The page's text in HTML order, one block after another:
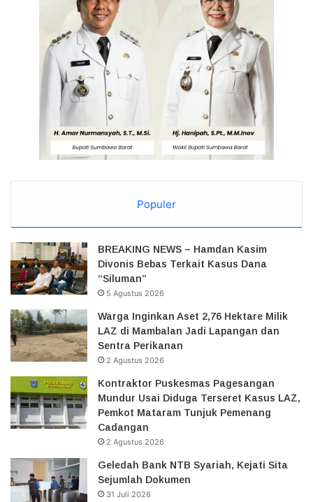
Populer
BREAKING NEWS – Hamdan Kasim
Divonis Bebas Terkait Kasus Dana
“Siluman”
5 Agustus 2026
Warga Inginkan Aset 2,76 Hektare Milik
LAZ di Mambalan Jadi Lapangan dan
Sentra Perikanan
2 Agustus 2026
Kontraktor Puskesmas Pagesangan
Mundur Usai Diduga Terseret Kasus LAZ,
Pemkot Mataram Tunjuk Pemenang
Cadangan
2 Agustus 2026
Geledah Bank NTB Syariah, Kejati Sita
Sejumlah Dokumen
31 Juli 2026